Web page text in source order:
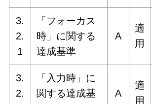
3.
2.
1
「フォーカス
時」に関する
達成基準
A
適
用
3.
2.
「入力時」に
関する達成基
A
適
用